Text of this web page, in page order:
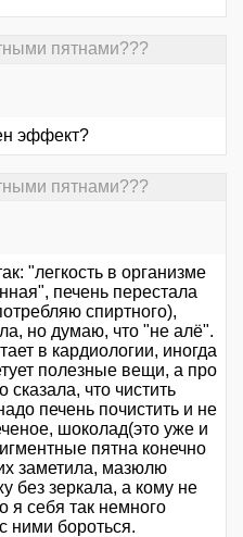
пятнами???
эффект?
пятнами???
"легкость в организме
печень перестала
спиртного),
но думаю, что "не алё".
в кардиологии, иногда
полезные вещи, а про
что чистить
печень почистить и не
шоколад(это уже и
пятна конечно
заметила, мазюлю
без зеркала, а кому не
я себя так немного
ними бороться.